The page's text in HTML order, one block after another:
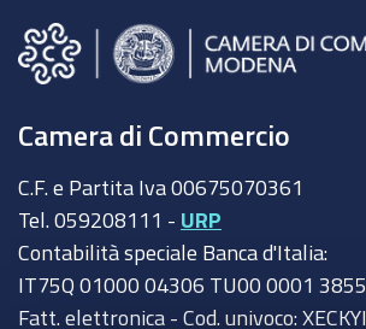
Camera di Commercio
C.F. e Partita Iva 00675070361
Tel. 059208111 - URP
Contabilità speciale Banca d'Italia:
IT75Q 01000 04306 TU00 0001 3855
Fatt. elettronica - Cod. univoco: XECKYI